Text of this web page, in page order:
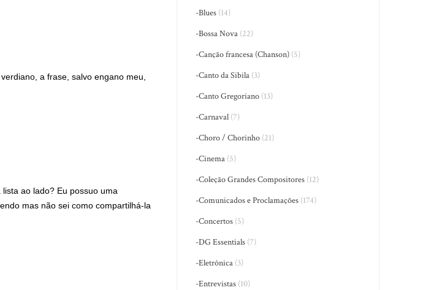
a frase, salvo engano meu,
ao lado? Eu possuo uma
mas não sei como compartilhá-la
-Blues (14)
-Bossa Nova (22)
-Canção francesa (Chanson) (5)
-Canto da Sibila (3)
-Canto Gregoriano (13)
-Carnaval (7)
-Choro / Chorinho (21)
-Cinema (5)
-Coleção Grandes Compositores (12)
-Comunicados e Proclamações (174)
-Concertos (5)
-DG Essentials (7)
-Eletrônica (3)
-Entrevistas (10)